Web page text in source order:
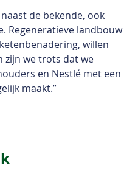
de bekende, ook
Regeneratieve landbouw
willen
zijn we trots dat we
en Nestlé met een
maakt.”